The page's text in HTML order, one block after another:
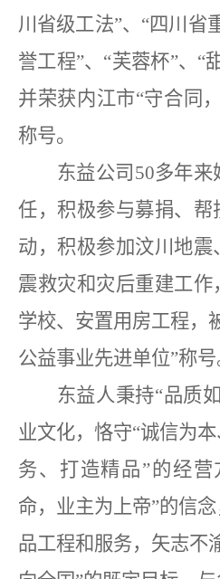
川省级工法”、“四川省
誉工程”、“芙蓉杯”、“
并荣获内江市“守合同
称号。
东益公司 50多年
任，积极参与募捐、
动，积极参加汶川地
震救灾和灾后重建工
学校、安置用房工程，
公益事业先进单位”称号
东益人秉持“品质
业文化，恪守“诚信为
务、打造精品”的经
命，业主为上帝”的信
品工程和服务，矢志不